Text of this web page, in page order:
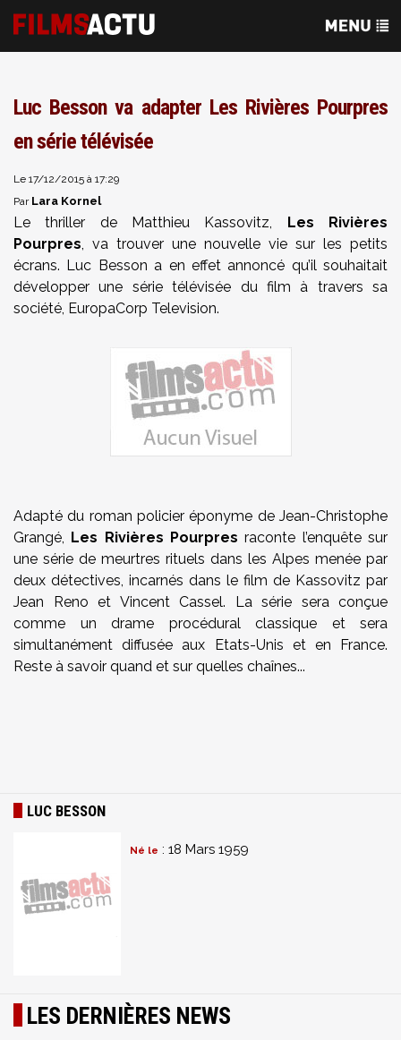
Luc Besson va adapter Les Rivières Pourpres
en série télévisée
Le 17/12/2015 à 17:29
Par Lara Kornel
Le thriller de Matthieu Kassovitz, Les Rivières
Pourpres, va trouver une nouvelle vie sur les petits
écrans. Luc Besson a en effet annoncé qu’il souhaitait
développer une série télévisée du film à travers sa
société, EuropaCorp Television.
Adapté du roman policier éponyme de Jean-Christophe
Grangé, Les Rivières Pourpres raconte l’enquête sur
une série de meurtres rituels dans les Alpes menée par
deux détectives, incarnés dans le film de Kassovitz par
Jean Reno et Vincent Cassel. La série sera conçue
comme un drame procédural classique et sera
simultanément diffusée aux Etats-Unis et en France.
Reste à savoir quand et sur quelles chaînes...
LUC BESSON
Né le : 18 Mars 1959
LES DERNIÈRES NEWS